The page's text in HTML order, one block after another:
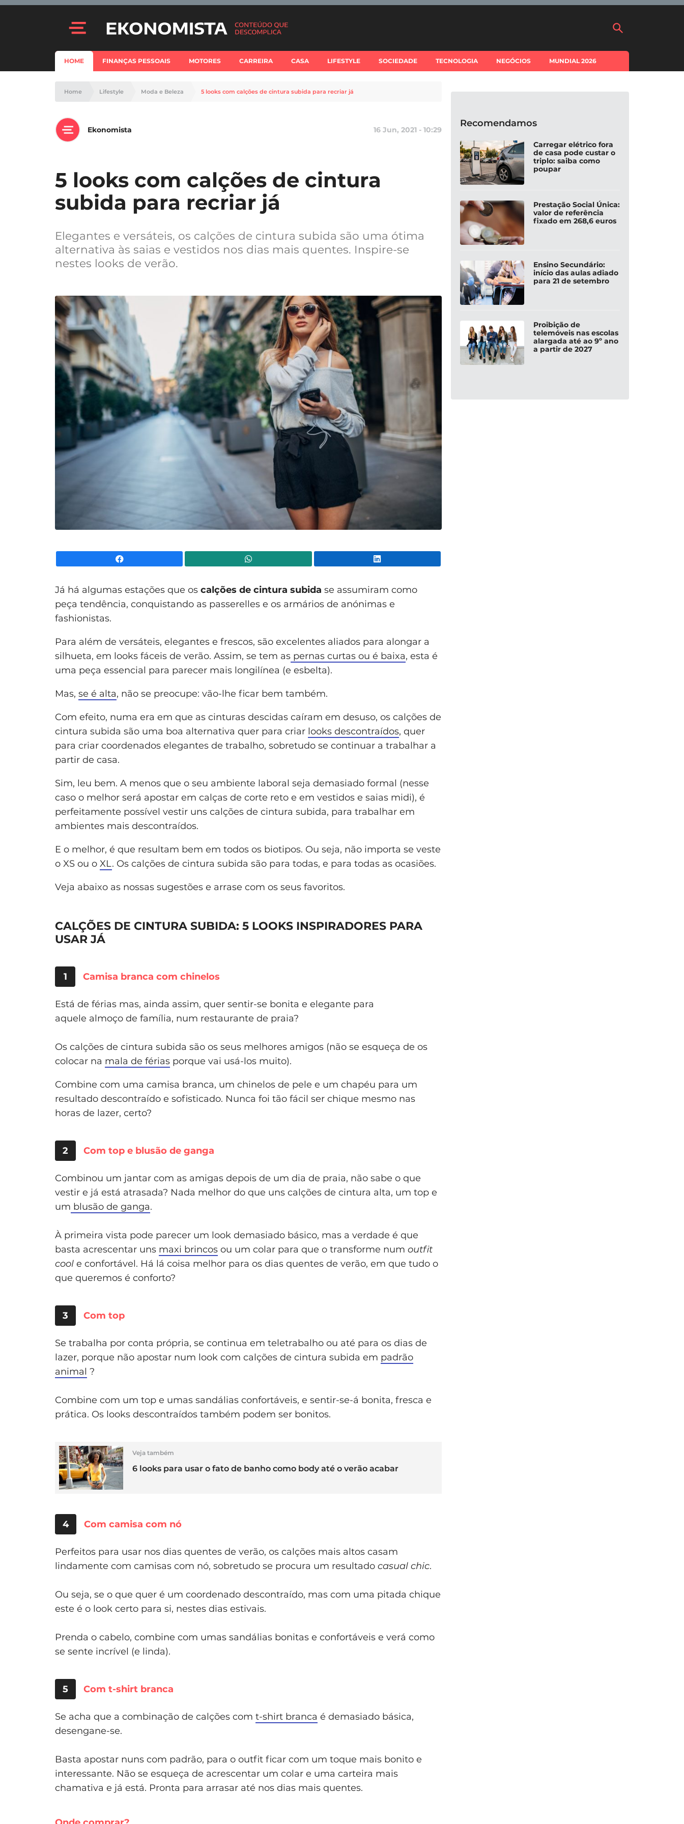
HOME FINANÇAS PESSOAIS MOTORES CARREIRA CASA LIFESTYLE SOCIEDADE TECNOLOGIA NEGÓCIOS MUNDIAL 2026
Home Lifestyle Moda e Beleza 5 looks com calções de cintura subida para recriar já
Ekonomista 16 Jun, 2021 - 10:29
5 looks com calções de cintura
subida para recriar já
Elegantes e versáteis, os calções de cintura subida são uma ótima
alternativa às saias e vestidos nos dias mais quentes. Inspire-se
nestes looks de verão.
Já há algumas estações que os calções de cintura subida se assumiram como
peça tendência, conquistando as passerelles e os armários de anónimas e
fashionistas.
Para além de versáteis, elegantes e frescos, são excelentes aliados para alongar a
silhueta, em looks fáceis de verão. Assim, se tem as pernas curtas ou é baixa, esta é
uma peça essencial para parecer mais longilínea (e esbelta).
Mas, se é alta, não se preocupe: vão-lhe ficar bem também.
Com efeito, numa era em que as cinturas descidas caíram em desuso, os calções de
cintura subida são uma boa alternativa quer para criar looks descontraídos, quer
para criar coordenados elegantes de trabalho, sobretudo se continuar a trabalhar a
partir de casa.
Sim, leu bem. A menos que o seu ambiente laboral seja demasiado formal (nesse
caso o melhor será apostar em calças de corte reto e em vestidos e saias midi), é
perfeitamente possível vestir uns calções de cintura subida, para trabalhar em
ambientes mais descontraídos.
E o melhor, é que resultam bem em todos os biotipos. Ou seja, não importa se veste
o XS ou o XL. Os calções de cintura subida são para todas, e para todas as ocasiões.
Veja abaixo as nossas sugestões e arrase com os seus favoritos.
CALÇÕES DE CINTURA SUBIDA: 5 LOOKS INSPIRADORES PARA
USAR JÁ
1 Camisa branca com chinelos
Está de férias mas, ainda assim, quer sentir-se bonita e elegante para
aquele almoço de família, num restaurante de praia?
Os calções de cintura subida são os seus melhores amigos (não se esqueça de os
colocar na mala de férias porque vai usá-los muito).
Combine com uma camisa branca, um chinelos de pele e um chapéu para um
resultado descontraído e sofisticado. Nunca foi tão fácil ser chique mesmo nas
horas de lazer, certo?
2 Com top e blusão de ganga
Combinou um jantar com as amigas depois de um dia de praia, não sabe o que
vestir e já está atrasada? Nada melhor do que uns calções de cintura alta, um top e
um blusão de ganga.
À primeira vista pode parecer um look demasiado básico, mas a verdade é que
basta acrescentar uns maxi brincos ou um colar para que o transforme num outfit
cool e confortável. Há lá coisa melhor para os dias quentes de verão, em que tudo o
que queremos é conforto?
3 Com top
Se trabalha por conta própria, se continua em teletrabalho ou até para os dias de
lazer, porque não apostar num look com calções de cintura subida em padrão
animal ?
Combine com um top e umas sandálias confortáveis, e sentir-se-á bonita, fresca e
prática. Os looks descontraídos também podem ser bonitos.
Veja também
6 looks para usar o fato de banho como body até o verão acabar
4 Com camisa com nó
Perfeitos para usar nos dias quentes de verão, os calções mais altos casam
lindamente com camisas com nó, sobretudo se procura um resultado casual chic.
Ou seja, se o que quer é um coordenado descontraído, mas com uma pitada chique
este é o look certo para si, nestes dias estivais.
Prenda o cabelo, combine com umas sandálias bonitas e confortáveis e verá como
se sente incrível (e linda).
5 Com t-shirt branca
Se acha que a combinação de calções com t-shirt branca é demasiado básica,
desengane-se.
Basta apostar nuns com padrão, para o outfit ficar com um toque mais bonito e
interessante. Não se esqueça de acrescentar um colar e uma carteira mais
chamativa e já está. Pronta para arrasar até nos dias mais quentes.
Recomendamos
Carregar elétrico fora
de casa pode custar o
triplo: saiba como
poupar
Prestação Social Única:
valor de referência
fixado em 268,6 euros
Ensino Secundário:
início das aulas adiado
para 21 de setembro
Proibição de
telemóveis nas escolas
alargada até ao 9º ano
a partir de 2027